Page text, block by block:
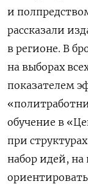
и
рассказали
в регионе. В
на выборах
показателем
обучение в
при
набор идей,